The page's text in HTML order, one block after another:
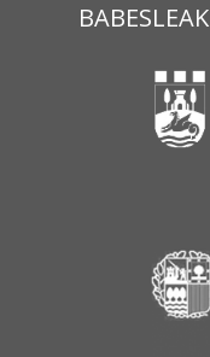
BABESLEAK